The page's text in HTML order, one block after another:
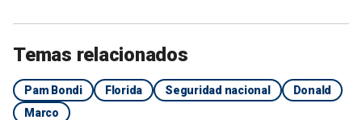
Temas relacionados
Pam Bondi Florida Seguridad nacional
Donald
Marco